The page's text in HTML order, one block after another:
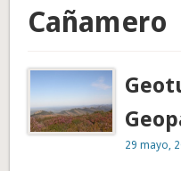
Cañamero
29 mayo,